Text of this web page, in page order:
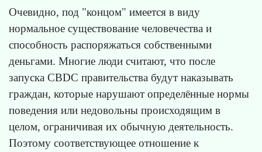
Очевидно, под "концом" имеется в виду
нормальное существование человечества и
способность распоряжаться собственными
деньгами. Многие люди считают, что после
запуска CBDC правительства будут наказывать
граждан, которые нарушают определённые нормы
поведения или недовольны происходящим в
целом, ограничивая их обычную деятельность.
Поэтому соответствующее отношение к